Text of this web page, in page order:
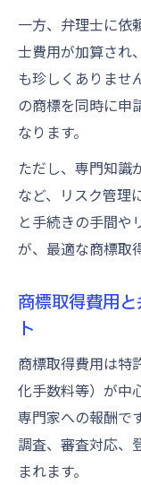
一方、弁理士に依
士費用が加算され
も珍しくありませ
の商標を同時に申
なります。
ただし、専門知識
など、リスク管理
と手続きの手間や
が、最適な商標取
商標取得費用
ト
商標取得費用は特
化手数料等）が中
専門家への報酬で
調査、審査対応、
まれます。